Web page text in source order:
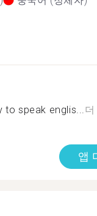
to speak englis...더
앱